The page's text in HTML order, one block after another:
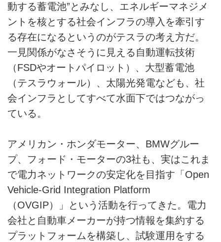
動する蓄電池”とみなし、エネルギーマネジメ
ントを核とする社会インフラの導入を牽引す
る存在になるというのがテスラの考え方だ。
一見関係がなさそうに見える自動運転技術
（FSDやオートパイロット）、大型蓄電池
（テスラウォール）、太陽光発電なども、社
会インフラとしてすべて水面下ではつながっ
ている。
アメリカン・ホンダモーター、BMWグルー
プ、フォード・モーターの3社も、実はこれま
で電力ネットワークの安定化を目指す「Open
Vehicle-Grid Integration Platform
（OVGIP）」という活動を行ってきた。電力
会社と自動車メーカーが持つ情報を集約する
プラットフォームを構築し、試験運用をする